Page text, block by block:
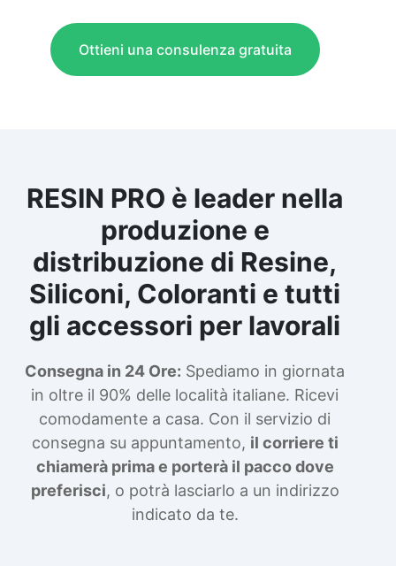
Ottieni una consulenza gratuita
RESIN PRO è leader nella
produzione e
distribuzione di Resine,
Siliconi, Coloranti e tutti
gli accessori per lavorali
Consegna in 24 Ore: Spediamo in giornata
in oltre il 90% delle località italiane. Ricevi
comodamente a casa. Con il servizio di
consegna su appuntamento, il corriere ti
chiamerà prima e porterà il pacco dove
preferisci, o potrà lasciarlo a un indirizzo
indicato da te.